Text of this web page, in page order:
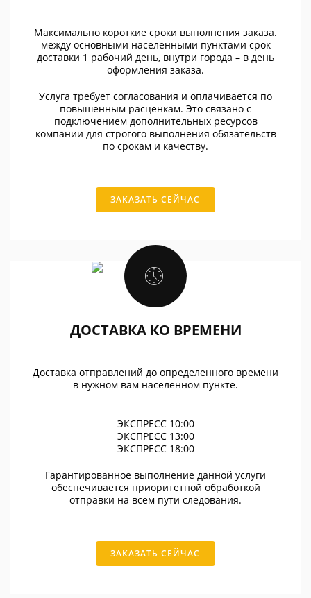
Максимально короткие сроки выполнения заказа.
между основными населенными пунктами срок
доставки 1 рабочий день, внутри города – в день
оформления заказа.
Услуга требует согласования и оплачивается по
повышенным расценкам. Это связано с
подключением дополнительных ресурсов
компании для строгого выполнения обязательств
по срокам и качеству.
ЗАКАЗАТЬ СЕЙЧАС
ДОСТАВКА КО ВРЕМЕНИ
Доставка отправлений до определенного времени
в нужном вам населенном пункте.
ЭКСПРЕСС 10:00
ЭКСПРЕСС 13:00
ЭКСПРЕСС 18:00
Гарантированное выполнение данной услуги
обеспечивается приоритетной обработкой
отправки на всем пути следования.
ЗАКАЗАТЬ СЕЙЧАС